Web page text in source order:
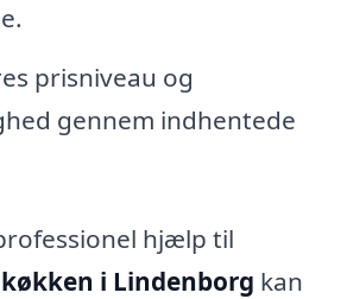
prisniveau og
gennem indhentede
hjælp til
i Lindenborg kan